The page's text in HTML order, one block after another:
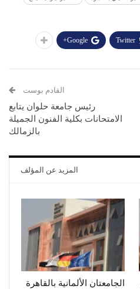
Twitter
Google+
القادم بوست
رئيس جامعة حلوان يتابع
الامتحانات بكلية الفنون الجميلة
بالزمالك
المزيد عن المؤلف
الجامعتان الألمانية بالقاهرة